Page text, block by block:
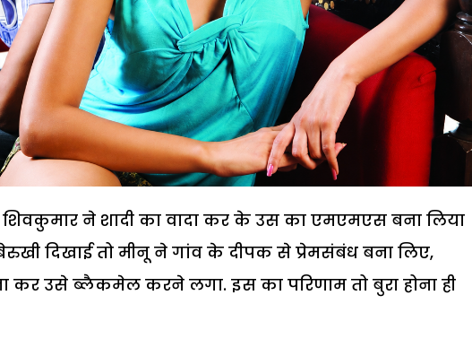
ने शादी का वादा कर के उस का एमएमएस बना लिया
दिखाई तो मीनू ने गांव के दीपक से प्रेमसंबंध बना लिए,
कर उसे ब्लैकमेल करने लगा. इस का परिणाम तो बुरा होना ही